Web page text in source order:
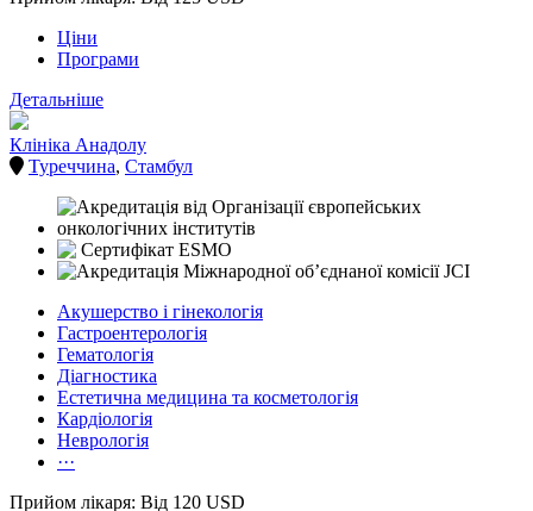
Ціни
Програми
Детальніше
Клініка Анадолу
Туреччина, Стамбул
Акушерство і гінекологія
Гастроентерологія
Гематологія
Діагностика
Естетична медицина та косметологія
Кардіологія
Неврологія
···
Прийом лікаря: Від 120 USD